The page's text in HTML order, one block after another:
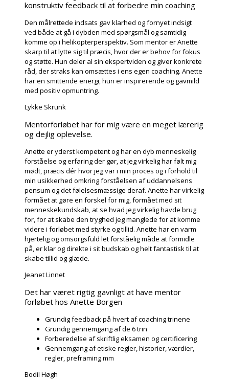
konstruktiv feedback til at forbedre min coaching
Den målrettede indsats gav klarhed og fornyet indsigt
ved både at gå i dybden med spørgsmål og samtidig
komme op i helikopterperspektiv. Som mentor er Anette
skarp til at lytte sig til præcis, hvor der er behov for fokus
og støtte. Hun deler al sin ekspertviden og giver konkrete
råd, der straks kan omsættes i ens egen coaching. Anette
har en smittende energi, hun er inspirerende og gavmild
med positiv opmuntring.
Lykke Skrunk
Mentorforløbet har for mig være en meget lærerig
og dejlig oplevelse.
Anette er yderst kompetent og har en dyb menneskelig
forståelse og erfaring der gør, at jeg virkelig har følt mig
mødt, præcis dér hvor jeg var i min proces og i forhold til
min usikkerhed omkring forståelsen af uddannelsens
pensum og det følelsesmæssige deraf. Anette har virkelig
formået at gøre en forskel for mig, formået med sit
menneskekundskab, at se hvad jeg virkelig havde brug
for, for at skabe den tryghed jeg manglede for at komme
videre i forløbet med styrke og tillid. Anette har en varm
hjertelig og omsorgsfuld let forståelig måde at formidle
på, er klar og direkte i sit budskab og helt fantastisk til at
skabe tillid og glæde.
Jeanet Linnet
Det har været rigtig gavnligt at have mentor
forløbet hos Anette Borgen
Grundig feedback på hvert af coaching trinene
Grundig gennemgang af de 6 trin
Forberedelse af skriftlig eksamen og certificering
Gennemgang af etiske regler, historier, værdier,
regler, preframing mm
Bodil Høgh